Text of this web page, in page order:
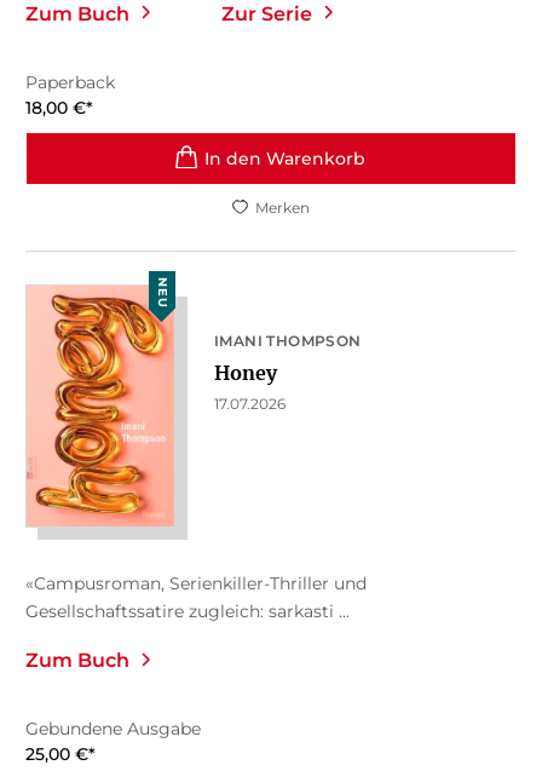
Zum Buch Zur Serie
Paperback
18,00 €*
In den Warenkorb
Merken
NEU
IMANI THOMPSON
Honey
17.07.2026
«Campusroman, Serienkiller-Thriller und
Gesellschaftssatire zugleich: sarkasti ...
Zum Buch
Gebundene Ausgabe
25,00 €*